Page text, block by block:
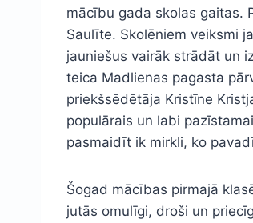
mācību gada skolas gaitas.
Saulīte. Skolēniem veiksmi
jauniešus vairāk strādāt un
teica Madlienas pagasta
priekšsēdētāja Kristīne
populārais un labi
pasmaidīt ik mirkli, ko
Šogad mācības pirmajā
jutās omulīgi, droši un